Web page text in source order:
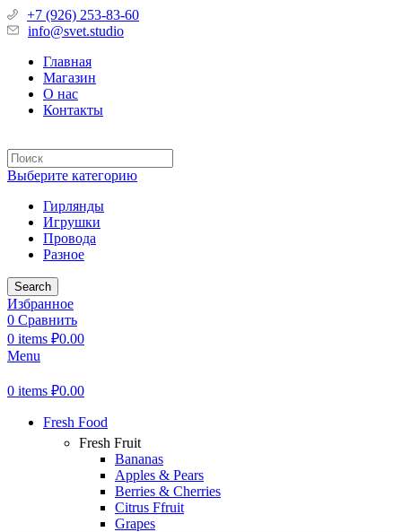
+7 (926) 253-83-60
info@svet.studio
Главная
Магазин
О нас
Контакты
Выберите категорию
Гирлянды
Игрушки
Провода
Разное
Search
Избранное
0 Сравнить
0 items ₽0.00
Menu
0 items ₽0.00
Fresh Food
Fresh Fruit
Bananas
Apples & Pears
Berries & Cherries
Citrus Ffruit
Grapes